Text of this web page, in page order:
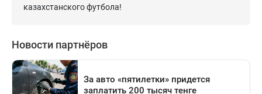
казахстанского футбола!